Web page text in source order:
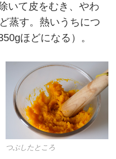
いて皮をむき、やわ
蒸す。熱いうちにつ
ほどになる）。
つぶしたところ